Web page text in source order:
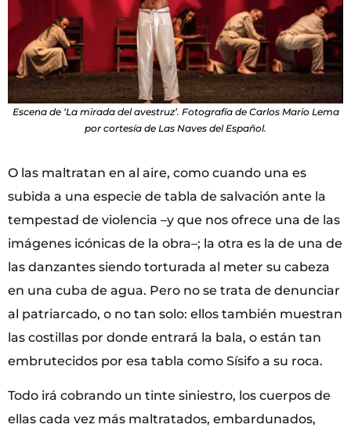
Escena de ‘La mirada del avestruz’. Fotografía de Carlos Mario Lema
por cortesía de Las Naves del Español.
O las maltratan en al aire, como cuando una es
subida a una especie de tabla de salvación ante la
tempestad de violencia –y que nos ofrece una de las
imágenes icónicas de la obra–; la otra es la de una de
las danzantes siendo torturada al meter su cabeza
en una cuba de agua. Pero no se trata de denunciar
al patriarcado, o no tan solo: ellos también muestran
las costillas por donde entrará la bala, o están tan
embrutecidos por esa tabla como Sísifo a su roca.
Todo irá cobrando un tinte siniestro, los cuerpos de
ellas cada vez más maltratados, embardunados,